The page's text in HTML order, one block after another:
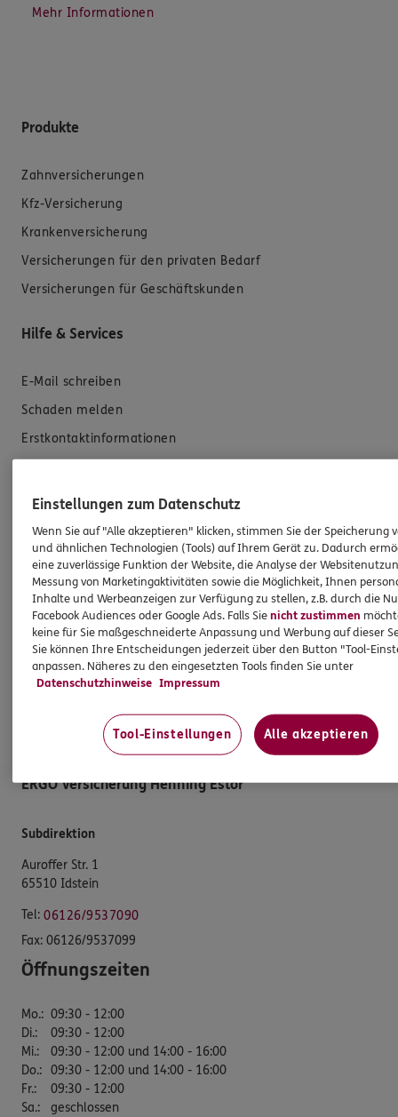
Mehr Informationen
Produkte
Zahnversicherungen
Kfz-Versicherung
Krankenversicherung
Versicherungen für den privaten Bedarf
Versicherungen für Geschäftskunden
Hilfe & Services
E-Mail schreiben
Schaden melden
Erstkontaktinformationen
Datenverarbeitung
Das könnte Sie auch interessieren
Unsere Agentur
Referenzen
Standorte
Sponsoring
Schwerpunkte
ERGO Versicherung Henning Estor
Subdirektion
Auroffer Str. 1
65510 Idstein
Tel: 06126/9537090
Fax: 06126/9537099
Öffnungszeiten
Mo.: 09:30 - 12:00
Di.:
09:30 - 12:00
Mi.:
09:30 - 12:00 und 14:00 - 16:00
Do.: 09:30 - 12:00 und 14:00 - 16:00
Fr.:
09:30 - 12:00
Sa.: geschlossen
Einstellungen zum Datenschutz
Wenn Sie auf "Alle akzeptieren" klicken, stimmen Sie der Speicherung
und ähnlichen Technologien (Tools) auf Ihrem Gerät zu. Dadurch
eine zuverlässige Funktion der Website, die Analyse der
Messung von Marketingaktivitäten sowie die Möglichkeit, Ihnen
Inhalte und Werbeanzeigen zur Verfügung zu stellen, z.B. durch die
Facebook Audiences oder Google Ads. Falls Sienicht zustimmen
keine für Sie maßgeschneiderte Anpassung und Werbung auf dieser
Sie können Ihre Entscheidungen jederzeit über den Button "Tool-
anpassen. Näheres zu den eingesetzten Tools finden Sie unter
Datenschutzhinweise Impressum
Tool-Einstellungen Alle akzeptieren